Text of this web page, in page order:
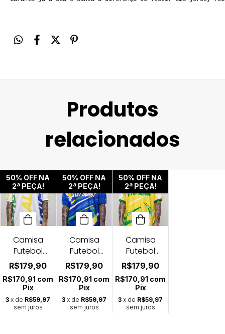
Produtos
relacionados
50% OFF NA
2ª PEÇA!
Camisa
Futebol
Jersey
Unisex BR-
BCO
R$179,90
R$170,91 com
Pix
3 x de R$59,97
sem juros
50% OFF NA
2ª PEÇA!
Camisa
Futebol
Jersey
Unisex BR-
AZ
R$179,90
R$170,91 com
Pix
3 x de R$59,97
sem juros
50% OFF NA
2ª PEÇA!
Camisa
Futebol
Jersey
Unisex BR-
AM
R$179,90
R$170,91 com
Pix
3 x de R$59,97
sem juros